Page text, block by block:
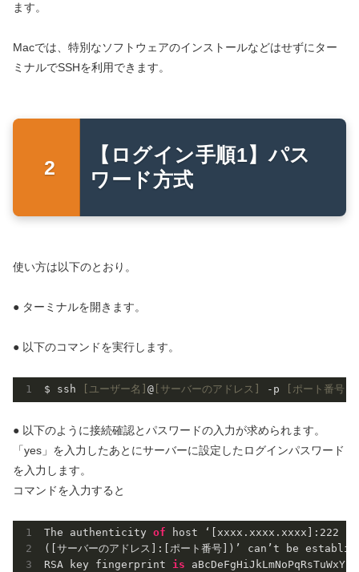
ます。
Macでは、特別なソフトウェアのインストールなどはせずにター
ミナルでSSHを利用できます。
【ログイン手順1】パス
ワード方式
使い方は以下のとおり。
● ターミナルを開きます。
● 以下のコマンドを実行します。
$ ssh [ユーザー名] @ [サーバーのアドレス] -p [ポート番号]
● 以下のように接続確認とパスワードの入力が求められます。
「yes」を入力したあとにサーバーに設定したログインパスワード
を入力します。
コマンドを入力すると
The authenticity of host ‘[xxxx.xxxx.xxxx]: 222
([サーバーのアドレス]:[ポート番号])’ can’t be
RSA key fingerprint is aBcDeFgHiJkLmNoPqRsTuWxYz.